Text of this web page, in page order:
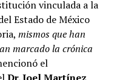
vinculada a la
Estado de México
mismos que han
marcado la crónica
el